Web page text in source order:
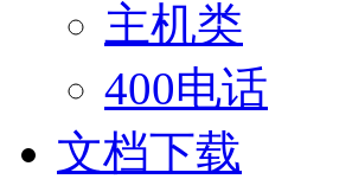
主机类
400电话
文档下载